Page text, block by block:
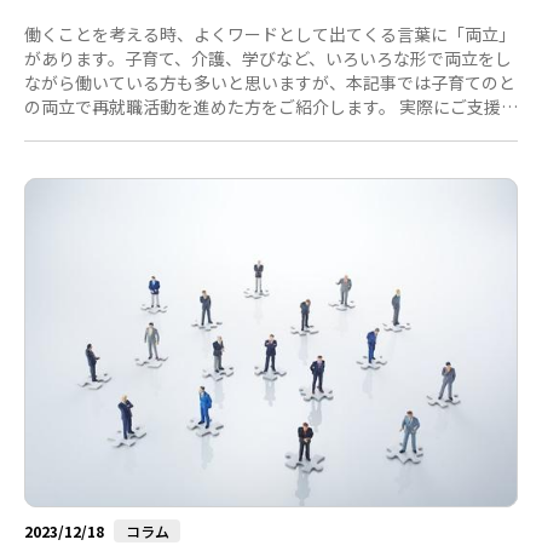
働くことを考える時、よくワードとして出てくる言葉に「両立」
があります。子育て、介護、学びなど、いろいろな形で両立をし
ながら働いている方も多いと思いますが、本記事では子育てのと
の両立で再就職活動を進めた方をご紹介します。 実際にご支援す
る働き方を実現した事例を２つご紹介します。ご自身の希望を叶
2023/12/18 コラム